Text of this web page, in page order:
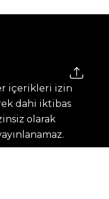
içerikleri izin
dahi iktibas
olarak